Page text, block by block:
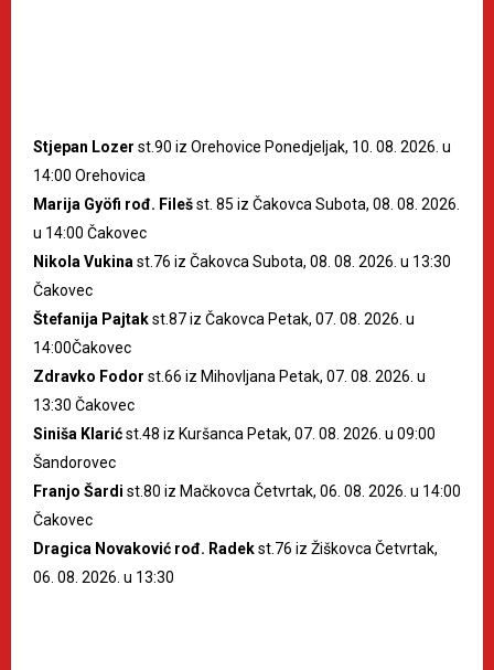
Stjepan Lozer st.90 iz Orehovice Ponedjeljak, 10. 08. 2026. u
14:00 Orehovica
Marija Gyöfi rođ. Filešst. 85 iz Čakovca Subota, 08. 08. 2026.
u 14:00 Čakovec
Nikola Vukinast.76 iz Čakovca Subota, 08. 08. 2026. u 13:30
Čakovec
Štefanija Pajtakst.87 iz Čakovca Petak, 07. 08. 2026. u
14:00Čakovec
Zdravko Fodor st.66 iz Mihovljana Petak, 07. 08. 2026. u
13:30 Čakovec
Siniša Klarićst.48 iz Kuršanca Petak, 07. 08. 2026. u 09:00
Šandorovec
Franjo Šardi st.80 iz Mačkovca Četvrtak, 06. 08. 2026. u 14:00
Čakovec
Dragica Novaković rođ. Radekst.76 iz Žiškovca Četvrtak,
06. 08. 2026. u 13:30